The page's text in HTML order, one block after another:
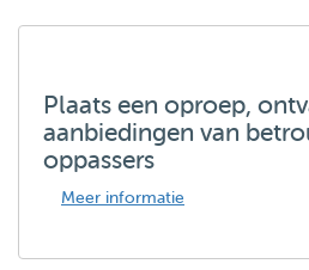
Plaats een oproep,
aanbiedingen van
oppassers
Meer informatie